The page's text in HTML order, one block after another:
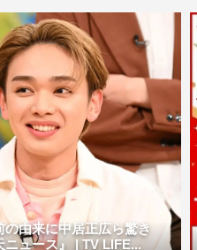
の由来に中居正広ら驚き
ニュース』 | TV LIFE...